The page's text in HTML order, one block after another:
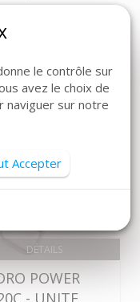
DÉTAILS
POWER
- UNITE
le contrôle sur
avez le choix de
naviguer sur notre
Accepter